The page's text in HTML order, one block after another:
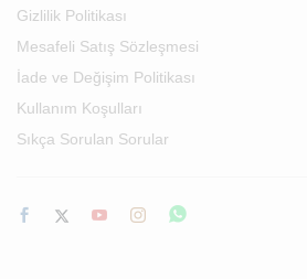
Gizlilik Politikası
Mesafeli Satış Sözleşmesi
İade ve Değişim Politikası
Kullanım Koşulları
Sıkça Sorulan Sorular